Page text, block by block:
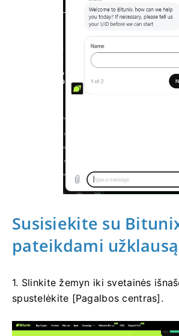
Susisiekite su
pateikdami užklausą
1. Slinkite žemyn iki svetainės
spustelėkite [Pagalbos centras].